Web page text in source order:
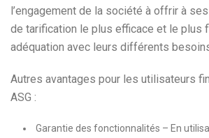
l’engagement de la société à offrir à
de tarification le plus efficace et le plus
adéquation avec leurs différents
Autres avantages pour les utilisateurs
ASG :
Garantie des fonctionnalités – En